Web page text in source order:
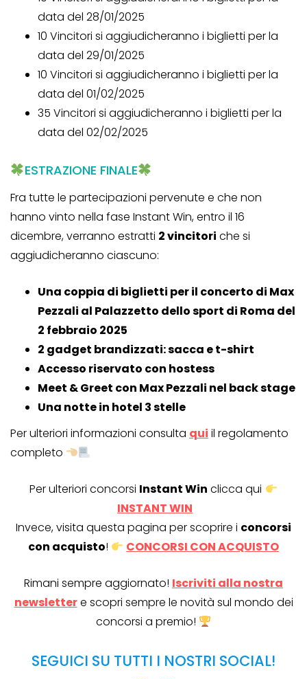
data del 28/01/2025
10 Vincitori si aggiudicheranno i biglietti per la
data del 29/01/2025
10 Vincitori si aggiudicheranno i biglietti per la
data del 01/02/2025
35 Vincitori si aggiudicheranno i biglietti per la
data del 02/02/2025
ESTRAZIONE FINALE
Fra tutte le partecipazioni pervenute e che non
hanno vinto nella fase Instant Win, entro il 16
dicembre, verranno estratti 2 vincitori che si
aggiudicheranno ciascuno:
Una coppia di biglietti per il concerto di Max
Pezzali al Palazzetto dello sport di Roma del
2 febbraio 2025
2 gadget brandizzati: sacca e t-shirt
Accesso riservato con hostess
Meet & Greet con Max Pezzali nel back stage
Una notte in hotel 3 stelle
Per ulteriori informazioni consulta qui il regolamento
completo
Per ulteriori concorsi Instant Win clicca qui
INSTANT WIN
Invece, visita questa pagina per scoprire i concorsi
con acquisto! CONCORSI CON ACQUISTO
Rimani sempre aggiornato! Iscriviti alla nostra
newslettere scopri sempre le novità sul mondo dei
concorsi a premio!
SEGUICI SU TUTTI I NOSTRI SOCIAL!